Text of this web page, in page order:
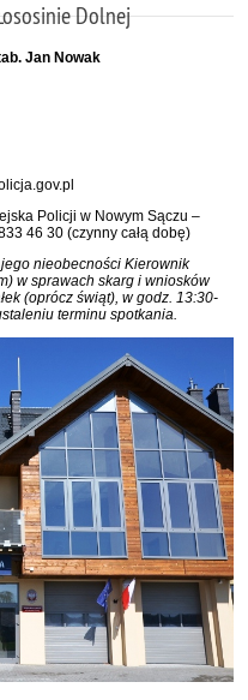
Dolnej
Jan Nowak
Policji w Nowym Sączu –
46 30 (czynny całą dobę)
nieobecności Kierownik
w sprawach skarg i wniosków
(oprócz świąt), w godz. 13:30-
terminu spotkania.